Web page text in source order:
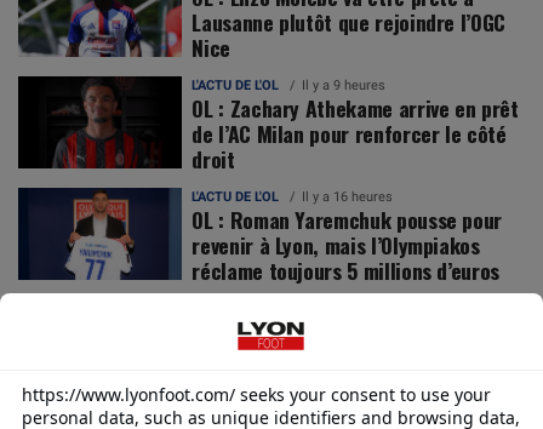
Lausanne plutôt que rejoindre l’OGC
Nice
L'ACTU DE L'OL Il y a 9 heures
OL : Zachary Athekame arrive en prêt
de l’AC Milan pour renforcer le côté
droit
L'ACTU DE L'OL Il y a 16 heures
OL : Roman Yaremchuk pousse pour
revenir à Lyon, mais l’Olympiakos
réclame toujours 5 millions d’euros
OL Lyonnes-Real Sociedad : Paralluelo
déjà en vue, les recrues se montrent
pour le premier match de préparation
(1-1)